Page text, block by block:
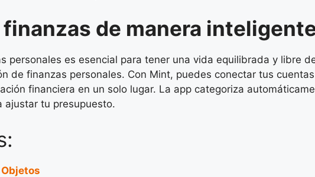
de manera
personales es esencial para tener una vida equilibrada y libre
de finanzas personales. Con Mint, puedes conectar tus
financiera en un solo lugar. La app categoriza
ajustar tu presupuesto.